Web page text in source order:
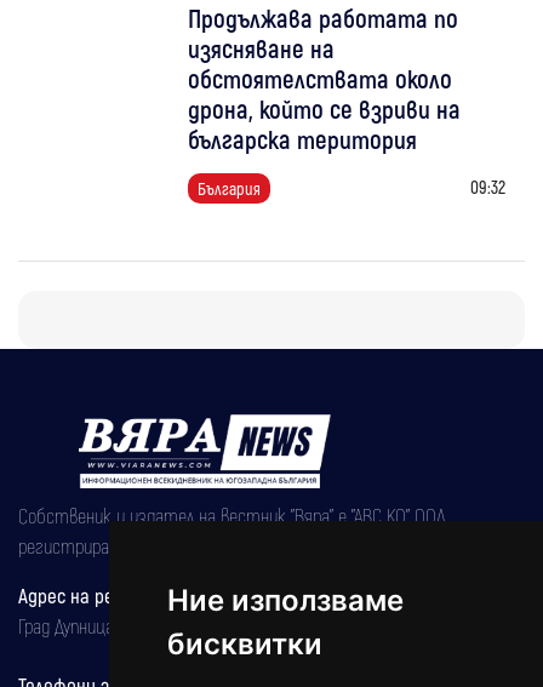
Ние използваме
бисквитки
Продължава работата по
изясняване на
обстоятелствата около
дрона, който се взриви на
българска територия
България 09:32
Собственик и издател на вестник "Вяра" е "АВС КО" ООД,
регистрирана на 08.05.2002 година.
Адрес на редакцията
Град Дупница, ул.''Христо Ботев" 43